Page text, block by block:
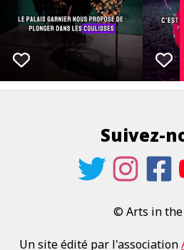
Suivez-
© Arts in the
Un site édité par l'association